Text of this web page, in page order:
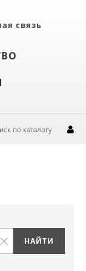
связь
по каталогу